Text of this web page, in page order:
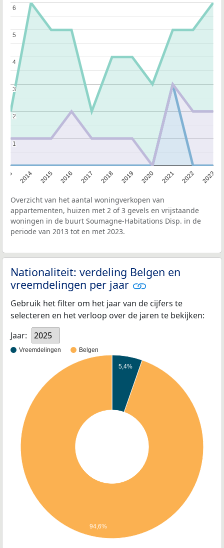
2014 2015 2016 2017 2018 2019 2020 2021 2022 2023
11
2
2
3
3
4
4
5
5
6
6
Overzicht van het aantal woningverkopen van
appartementen, huizen met 2 of 3 gevels en vrijstaande
woningen in de buurt Soumagne-Habitations Disp. in de
periode van 2013 tot en met 2023.
Nationaliteit: verdeling Belgen en
vreemdelingen per jaar
Gebruik het filter om het jaar van de cijfers te
selecteren en het verloop over de jaren te bekijken:
Jaar:
2025
Vreemdelingen Belgen
5,4%
94,6%